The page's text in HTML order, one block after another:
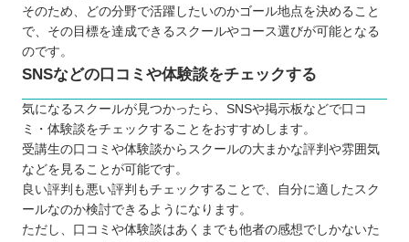
そのため、どの分野で活躍したいのかゴール地点を決めること
で、その目標を達成できるスクールやコース選びが可能となる
のです。
SNSなどの口コミや体験談をチェックする
気になるスクールが見つかったら、SNSや掲示板などで口コ
ミ・体験談をチェックすることをおすすめします。
受講生の口コミや体験談からスクールの大まかな評判や雰囲気
などを見ることが可能です。
良い評判も悪い評判もチェックすることで、自分に適したスク
ールなのか検討できるようになります。
ただし、口コミや体験談はあくまでも他者の感想でしかないた